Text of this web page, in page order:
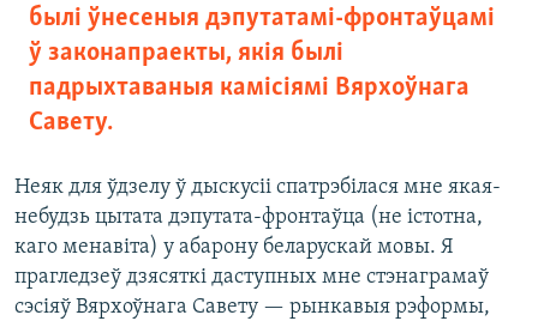
былі ўнесеныя дэпутатамі-фронтаўцамі
ў законапраекты, якія былі
падрыхтаваныя камісіямі Вярхоўнага
Савету.
Неяк для ўдзелу ў дыскусіі спатрэбілася мне якая-
небудзь цытата дэпутата-фронтаўца (не істотна,
каго менавіта) у абарону беларускай мовы. Я
прагледзеў дзясяткі даступных мне стэнаграмаў
сэсіяў Вярхоўнага Савету — рынкавыя рэформы,